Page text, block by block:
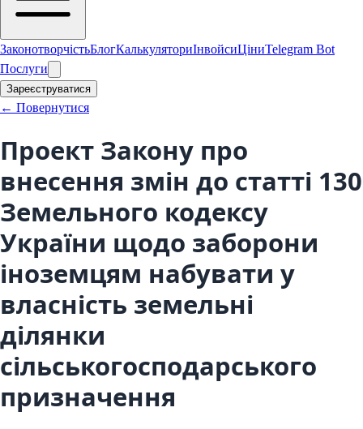
ЗаконотворчістьБлогКалькуляториІнвойсиЦіниTelegram Bot
Послуги
Зареєструватися
← Повернутися
Проект Закону про
внесення змін до статті 130
Земельного кодексу
України щодо заборони
іноземцям набувати у
власність земельні
ділянки
сільськогосподарського
призначення